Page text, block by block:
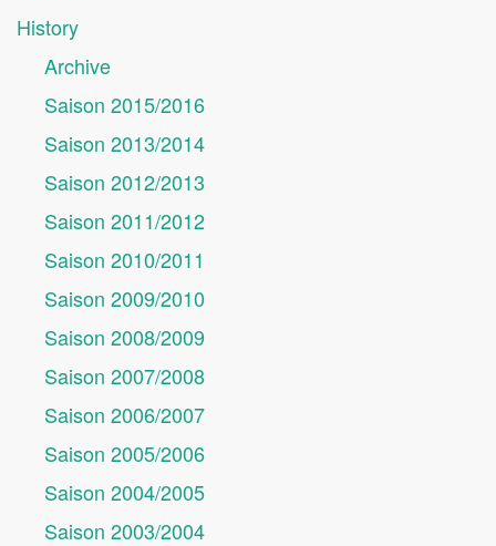
History
Archive
Saison 2015/2016
Saison 2013/2014
Saison 2012/2013
Saison 2011/2012
Saison 2010/2011
Saison 2009/2010
Saison 2008/2009
Saison 2007/2008
Saison 2006/2007
Saison 2005/2006
Saison 2004/2005
Saison 2003/2004